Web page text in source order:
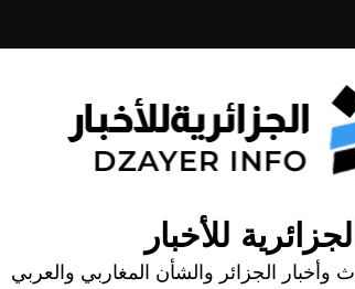
للأخبار
وأخبار الجزائر والشأن المغاربي والعربي